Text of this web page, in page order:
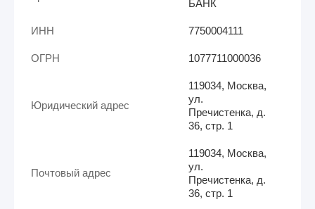
БАНК
ИНН 7750004111
ОГРН 1077711000036
Юридический адрес
119034, Москва,
ул.
Пречистенка, д.
36, стр. 1
Почтовый адрес
119034, Москва,
ул.
Пречистенка, д.
36, стр. 1